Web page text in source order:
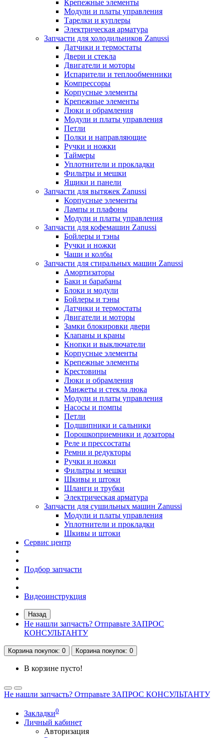
Крепежные элементы
Модули и платы управления
Тарелки и куплеры
Электрическая арматура
Запчасти для холодильников Zanussi
Датчики и термостаты
Двери и стекла
Двигатели и моторы
Испарители и теплообменники
Компрессоры
Корпусные элементы
Крепежные элементы
Люки и обрамления
Модули и платы управления
Петли
Полки и направляющие
Ручки и ножки
Таймеры
Уплотнители и прокладки
Фильтры и мешки
Ящики и панели
Запчасти для вытяжек Zanussi
Корпусные элементы
Лампы и плафоны
Модули и платы управления
Запчасти для кофемашин Zanussi
Бойлеры и тэны
Ручки и ножки
Чаши и колбы
Запчасти для стиральных машин Zanussi
Амортизаторы
Баки и барабаны
Блоки и модули
Бойлеры и тэны
Датчики и термостаты
Двигатели и моторы
Замки блокировки двери
Клапаны и краны
Кнопки и выключатели
Корпусные элементы
Крепежные элементы
Крестовины
Люки и обрамления
Манжеты и стекла люка
Модули и платы управления
Насосы и помпы
Петли
Подшипники и сальники
Порошкоприемники и дозаторы
Реле и прессостаты
Ремни и редукторы
Ручки и ножки
Фильтры и мешки
Шкивы и штоки
Шланги и трубки
Электрическая арматура
Запчасти для сушильных машин Zanussi
Модули и платы управления
Уплотнители и прокладки
Шкивы и штоки
Сервис центр
Подбор запчасти
Видеоинструкция
Назад
Не нашли запчасть? Отправьте ЗАПРОС
КОНСУЛЬТАНТУ
Корзинапокупок: 0 Корзинапокупок: 0
В корзине пусто!
Не нашли запчасть? Отправьте ЗАПРОС КОНСУЛЬТАНТУ
Закладки0
Личный кабинет
Авторизация